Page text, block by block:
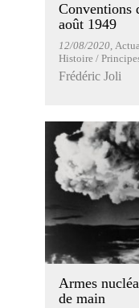
Conventions
août 1949
12/08/2020,
Histoire /
Frédéric Joli
Armes
de main